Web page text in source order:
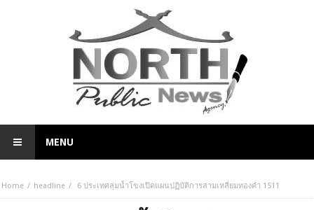
MENU
Home headline 6 ประเทศลุ่มน้ำโขงเปิดแผนปฏิบัติการสามเหลี่ยมทองคำ 1511